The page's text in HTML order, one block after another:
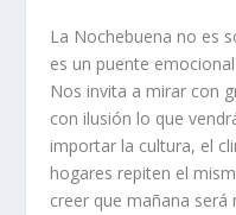
La Nochebuena no es
es un puente
Nos invita a mirar con
con ilusión lo que
importar la cultura, el
hogares repiten el
creer que mañana será